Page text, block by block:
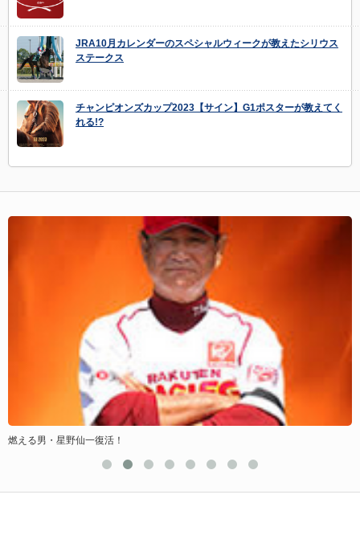
JRA10月カレンダーのスペシャルウィークが教えたシリウス
ステークス
チャンピオンズカップ2023【サイン】G1ポスターが教えてく
れる!?
燃える男・星野仙一復活！